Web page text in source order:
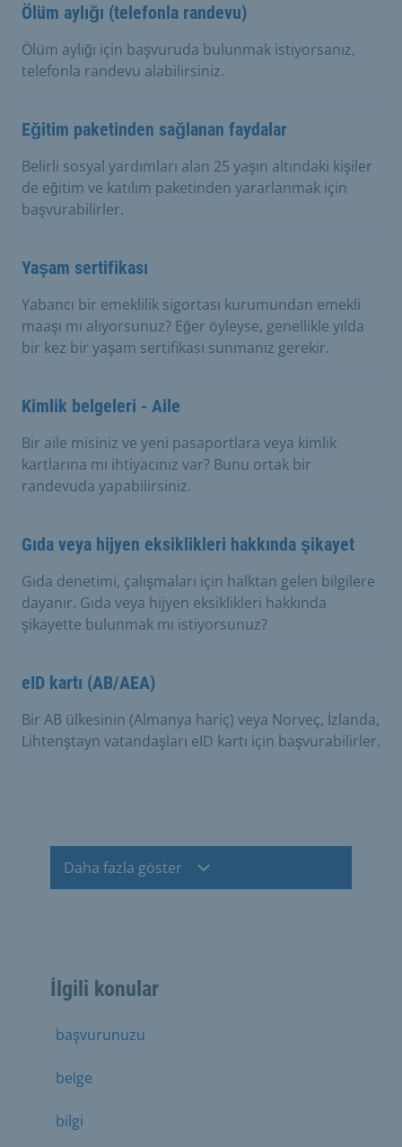
Ölüm aylığı (telefonla randevu)
Ölüm aylığı için başvuruda bulunmak istiyorsanız,
telefonla randevu alabilirsiniz.
Eğitim paketinden sağlanan faydalar
Belirli sosyal yardımları alan 25 yaşın altındaki kişiler
de eğitim ve katılım paketinden yararlanmak için
başvurabilirler.
Yaşam sertifikası
Yabancı bir emeklilik sigortası kurumundan emekli
maaşı mı alıyorsunuz? Eğer öyleyse, genellikle yılda
bir kez bir yaşam sertifikası sunmanız gerekir.
Kimlik belgeleri - Aile
Bir aile misiniz ve yeni pasaportlara veya kimlik
kartlarına mı ihtiyacınız var? Bunu ortak bir
randevuda yapabilirsiniz.
Gıda veya hijyen eksiklikleri hakkında şikayet
Gıda denetimi, çalışmaları için halktan gelen bilgilere
dayanır. Gıda veya hijyen eksiklikleri hakkında
şikayette bulunmak mı istiyorsunuz?
eID kartı (AB/AEA)
Bir AB ülkesinin (Almanya hariç) veya Norveç, İzlanda,
Lihtenştayn vatandaşları eID kartı için başvurabilirler.
Daha fazla göster
İlgili konular
başvurunuzu
belge
bilgi